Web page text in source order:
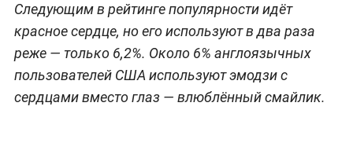
Следующим в рейтинге популярности идёт
красное сердце, но его используют в два раза
реже — только 6,2%. Около 6% англоязычных
пользователей США используют эмодзи с
сердцами вместо глаз — влюблённый смайлик.